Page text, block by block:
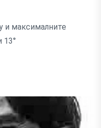
и максималните
13°